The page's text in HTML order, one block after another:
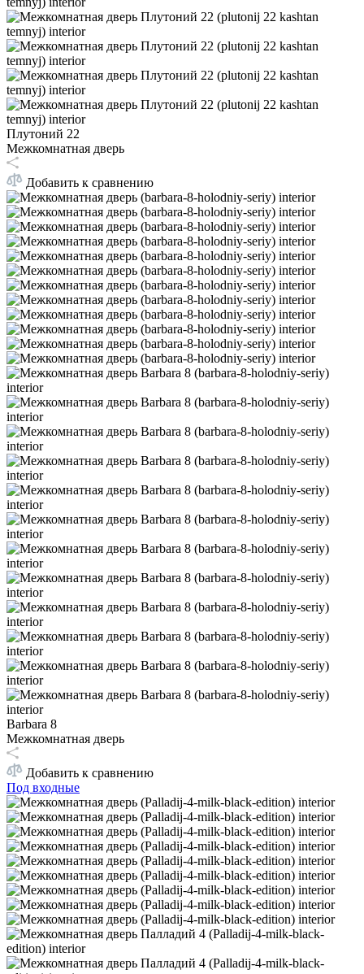
Плутоний 22
Межкомнатная дверь
Добавить к сравнению
Barbara 8
Межкомнатная дверь
Добавить к сравнению
Под входные